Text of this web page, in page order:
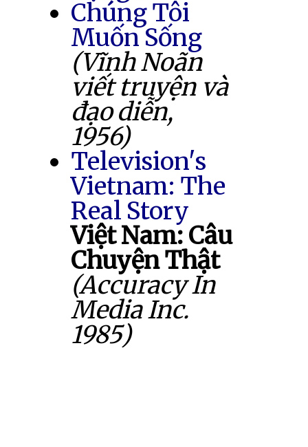
Chúng Tôi
Muốn Sống
(Vĩnh Noãn
viết truyện và
đạo diễn,
1956)
Television's
Vietnam: The
Real Story
Việt Nam: Câu
Chuyện Thật
(Accuracy In
Media Inc.
1985)